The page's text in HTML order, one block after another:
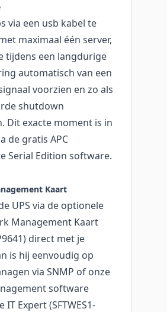
via een usb kabel te
maximaal één server,
tijdens een langdurige
automatisch van een
voorzien en zo als
shutdown
Dit exacte moment is in
de gratis APC
Serial Edition software.
Kaart
UPS via de optionele
Management Kaart
direct met je
is hij eenvoudig op
via SNMP of onze
software
IT Expert (SFTWES1-